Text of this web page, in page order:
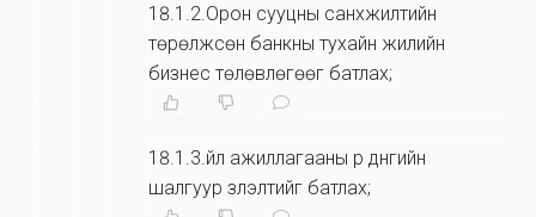
18.1.2.Орон сууцны санхүүжилтийн
төрөлжсөн банкны тухайн жилийн
бизнес төлөвлөгөөг батлах;
18.1.3.үйл ажиллагааны үр дүнгийн
шалгуур үзүүлэлтийг батлах;